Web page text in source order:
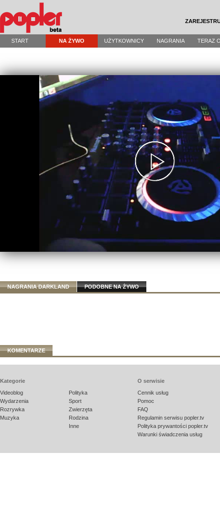
START NA ŻYWO UŻYTKOWNICY NAGRANIA TERAZ
NAGRANIA DARKLAND PODOBNE NA ŻYWO
KOMENTARZE
Kategorie
Videoblog
Wydarzenia
Rozrywka
Muzyka
Polityka
Sport
Zwierzęta
Rodzina
Inne
O serwisie
Cennik usług
Pomoc
FAQ
Regulamin serwisu popler.tv
Polityka prywantości popler.tv
Warunki świadczenia usług